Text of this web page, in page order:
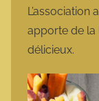
apporte de la
délicieux.